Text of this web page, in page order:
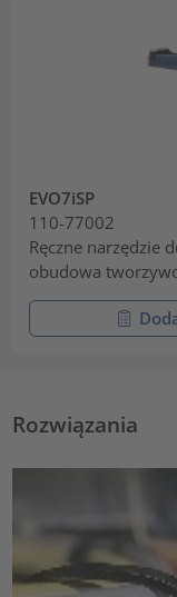
EVO7iSP
110-77002
Ręczne narzędzie
obudowa
Rozwiązania